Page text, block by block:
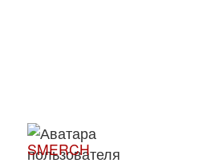
SMERCH